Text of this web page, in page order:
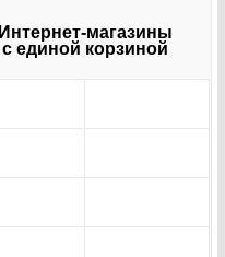
Интернет-магазины
с единой корзиной